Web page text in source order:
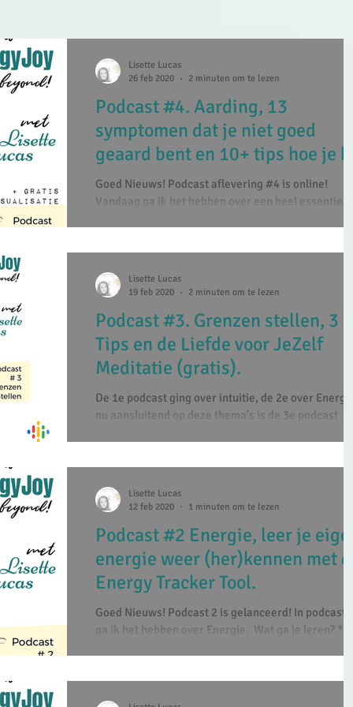
Podcast #4. Aarding, 13
symptomen dat je niet goed
geaard bent en 10+ tips hoe je
aarden.
Goed Nieuws! Podcast aflevering #4 is online! ​
Vandaag ga ik het hebben over een heel essentieel
Lisette Lucas
26 feb 2020
2 minuten om te lezen
Podcast #3. Grenzen stellen, 3
Tips en de Liefde voor JeZelf
Meditatie (gratis).
De 1e podcast ging over intuitie, de 2e over
nu aansluitend op deze thema’s is de 3e podcast
Lisette Lucas
19 feb 2020
2 minuten om te lezen
Podcast #2 Energie, leer je
energie weer (her)kennen met
Energy Tracker Tool.
Goed Nieuws! Podcast 2 is gelanceerd! In podcast
ga ik het hebben over Energie. ​ Wat ga je leren?
Lisette Lucas
12 feb 2020
1 minuten om te lezen